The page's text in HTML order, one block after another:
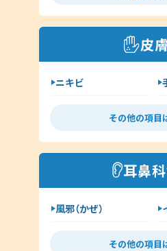
喘息
咳喘息
呼吸器内科
新型コロナウイルス感染
皮
ニキビ
じんましん
ヘルペス
イボ（尋常性疣贅:ゆうぜい
しみ・肝斑
その他（皮膚科）
その他の項目
耳鼻
風邪（かぜ）
扁桃炎
その他の項目